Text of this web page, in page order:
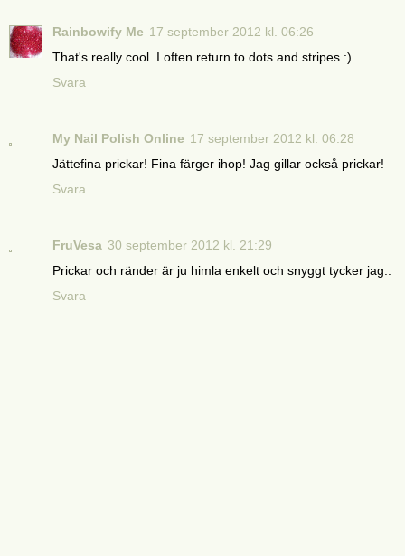
Rainbowify Me 17 september 2012 kl. 06:26
That's really cool. I often return to dots and stripes :)
Svara
My Nail Polish Online 17 september 2012 kl. 06:28
Jättefina prickar! Fina färger ihop! Jag gillar också prickar!
Svara
FruVesa 30 september 2012 kl. 21:29
Prickar och ränder är ju himla enkelt och snyggt tycker jag..
Svara